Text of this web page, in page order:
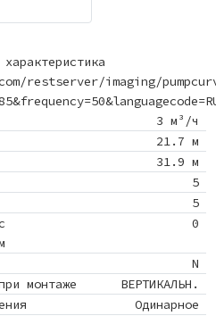
restserver/imaging/
3 м³/ч
21.7 м
31.9 м
5
5
0
N
монтаже
ВЕРТИКАЛЬН.
Одинарное